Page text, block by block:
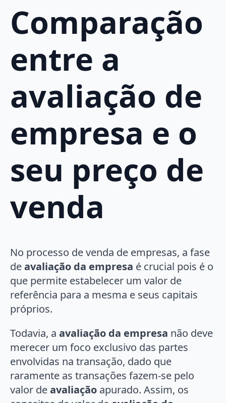
Comparação
entre a
avaliação de
empresa e o
seu preço de
venda
No processo de venda de empresas, a fase
deavaliação da empresa é crucial pois é o
que permite estabelecer um valor de
referência para a mesma e seus capitais
próprios.
Todavia, a avaliação da empresa não deve
merecer um foco exclusivo das partes
envolvidas na transação, dado que
raramente as transações fazem-se pelo
valor deavaliação apurado. Assim, os